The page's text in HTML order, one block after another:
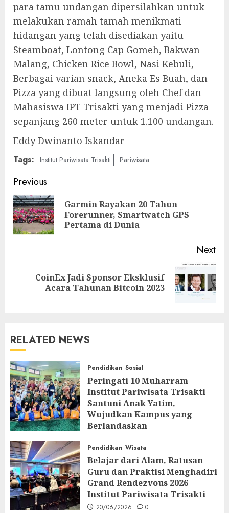
para tamu undangan dipersilahkan untuk
melakukan ramah tamah menikmati
hidangan yang telah disediakan yaitu
Steamboat, Lontong Cap Gomeh, Bakwan
Malang, Chicken Rice Bowl, Nasi Kebuli,
Berbagai varian snack, Aneka Es Buah, dan
Pizza yang dibuat langsung oleh Chef dan
Mahasiswa IPT Trisakti yang menjadi Pizza
sepanjang 260 meter untuk 1.100 undangan.
Eddy Dwinanto Iskandar
Tags: Institut Pariwisata Trisakti Pariwisata
Post
navigation
Previous
Garmin Rayakan 20 Tahun
Forerunner, Smartwatch GPS
Pertama di Dunia
Next
CoinEx Jadi Sponsor Eksklusif
Acara Tahunan Bitcoin 2023
RELATED NEWS
Pendidikan Sosial
Peringati 10 Muharram
Institut Pariwisata Trisakti
Santuni Anak Yatim,
Wujudkan Kampus yang
Berlandaskan
Spiritualitas
26/06/2026 0
Pendidikan Wisata
Belajar dari Alam, Ratusan
Guru dan Praktisi Menghadiri
Grand Rendezvous 2026
Institut Pariwisata Trisakti
20/06/2026 0